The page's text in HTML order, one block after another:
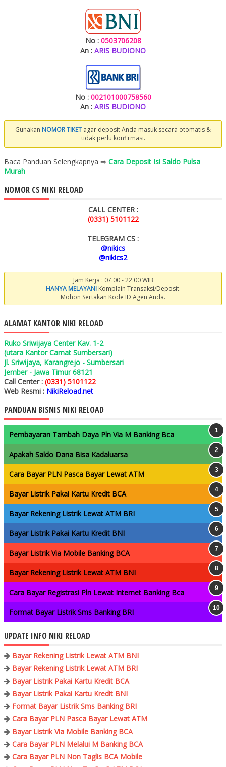
No : 0503706208
An : ARIS BUDIONO
No : 002101000758560
An : ARIS BUDIONO
Gunakan NOMOR TIKET agar deposit Anda masuk secara otomatis &
tidak perlu konfirmasi.
Baca Panduan Selengkapnya ⇒ Cara Deposit Isi Saldo Pulsa
Murah
NOMOR CS NIKI RELOAD
CALL CENTER :
(0331) 5101122
TELEGRAM CS :
@nikics
@nikics2
Jam Kerja : 07.00 - 22.00 WIB
HANYA MELAYANIKomplain Transaksi/Deposit.
Mohon Sertakan Kode ID Agen Anda.
ALAMAT KANTOR NIKI RELOAD
Ruko Sriwijaya Center Kav. 1-2
(utara Kantor Camat Sumbersari)
Jl. Sriwijaya, Karangrejo - Sumbersari
Jember - Jawa Timur 68121
Call Center : (0331) 5101122
Web Resmi : NikiReload.net
PANDUAN BISNIS NIKI RELOAD
Pembayaran Tambah Daya Pln Via M Banking Bca
Apakah Saldo Dana Bisa Kadaluarsa
Cara Bayar PLN Pasca Bayar Lewat ATM
Bayar Listrik Pakai Kartu Kredit BCA
Bayar Rekening Listrik Lewat ATM BRI
Bayar Listrik Pakai Kartu Kredit BNI
Bayar Listrik Via Mobile Banking BCA
Bayar Rekening Listrik Lewat ATM BNI
Cara Bayar Registrasi Pln Lewat Internet Banking Bca
Format Bayar Listrik Sms Banking BRI
UPDATE INFO NIKI RELOAD
Bayar Rekening Listrik Lewat ATM BNI
Bayar Rekening Listrik Lewat ATM BRI
Bayar Listrik Pakai Kartu Kredit BCA
Bayar Listrik Pakai Kartu Kredit BNI
Format Bayar Listrik Sms Banking BRI
Cara Bayar PLN Pasca Bayar Lewat ATM
Bayar Listrik Via Mobile Banking BCA
Cara Bayar PLN Melalui M Banking BCA
Cara Bayar PLN Non Taglis BCA Mobile